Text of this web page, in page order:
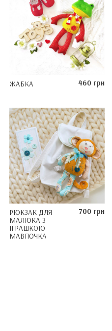
ЖАБКА 460 грн
РЮКЗАК ДЛЯ
МАЛЮКА З
ІГРАШКОЮ
МАВПОЧКА
700 грн